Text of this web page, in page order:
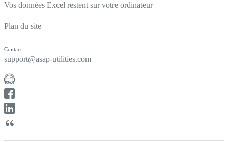
Vos données Excel restent sur votre ordinateur
Plan du site
Contact
support@asap-utilities.com